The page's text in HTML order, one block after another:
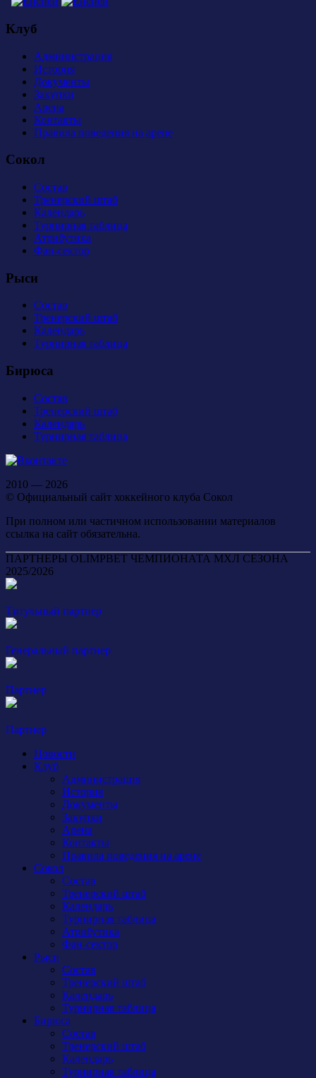
Клуб
Администрация
История
Документы
Закупки
Арена
Контакты
Правила поведения на арене
Сокол
Состав
Тренерский штаб
Календарь
Турнирная таблица
Атрибутика
Фан-сектор
Рыси
Состав
Тренерский штаб
Календарь
Турнирная таблица
Бирюса
Состав
Тренерский штаб
Календарь
Турнирная таблица
2010 — 2026
© Официальный сайт хоккейного клуба Сокол
При полном или частичном использовании материалов
ссылка на сайт обязательна.
ПАРТНЕРЫ OLIMPBET ЧЕМПИОНАТА МХЛ СЕЗОНА
2025/2026
Титульный партнер
Генеральный партнер
Партнер
Партнер
Новости
Клуб
Администрация
История
Документы
Закупки
Арена
Контакты
Правила поведения на арене
Сокол
Состав
Тренерский штаб
Календарь
Турнирная таблица
Атрибутика
Фан-сектор
Рыси
Состав
Тренерский штаб
Календарь
Турнирная таблица
Бирюса
Состав
Тренерский штаб
Календарь
Турнирная таблица